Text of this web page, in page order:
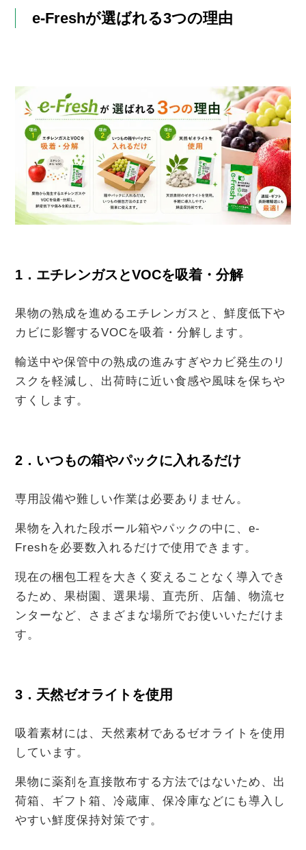
e-Freshが選ばれる3つの理由
1．エチレンガスとVOCを吸着・分解
果物の熟成を進めるエチレンガスと、鮮度低下や
カビに影響するVOCを吸着・分解します。
輸送中や保管中の熟成の進みすぎやカビ発生のリ
スクを軽減し、出荷時に近い食感や風味を保ちや
すくします。
2．いつもの箱やパックに入れるだけ
専用設備や難しい作業は必要ありません。
果物を入れた段ボール箱やパックの中に、e-
Freshを必要数入れるだけで使用できます。
現在の梱包工程を大きく変えることなく導入でき
るため、果樹園、選果場、直売所、店舗、物流セ
ンターなど、さまざまな場所でお使いいただけま
す。
3．天然ゼオライトを使用
吸着素材には、天然素材であるゼオライトを使用
しています。
果物に薬剤を直接散布する方法ではないため、出
荷箱、ギフト箱、冷蔵庫、保冷庫などにも導入し
やすい鮮度保持対策です。